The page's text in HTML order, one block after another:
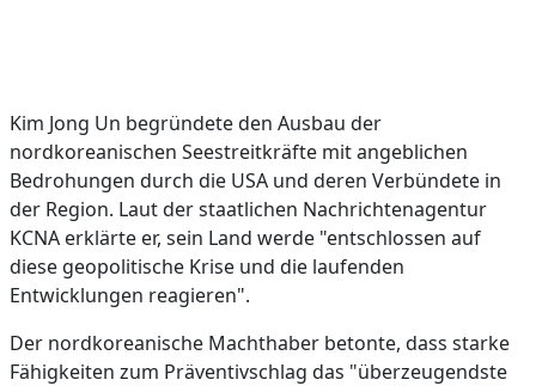
Kim Jong Un begründete den Ausbau der
nordkoreanischen Seestreitkräfte mit angeblichen
Bedrohungen durch die USA und deren Verbündete in
der Region. Laut der staatlichen Nachrichtenagentur
KCNA erklärte er, sein Land werde "entschlossen auf
diese geopolitische Krise und die laufenden
Entwicklungen reagieren".
Der nordkoreanische Machthaber betonte, dass starke
Fähigkeiten zum Präventivschlag das "überzeugendste